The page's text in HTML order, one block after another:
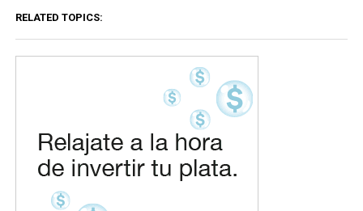
RELATED TOPICS: